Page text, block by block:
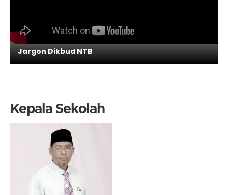
Jargon Dikbud NTB
Kepala Sekolah